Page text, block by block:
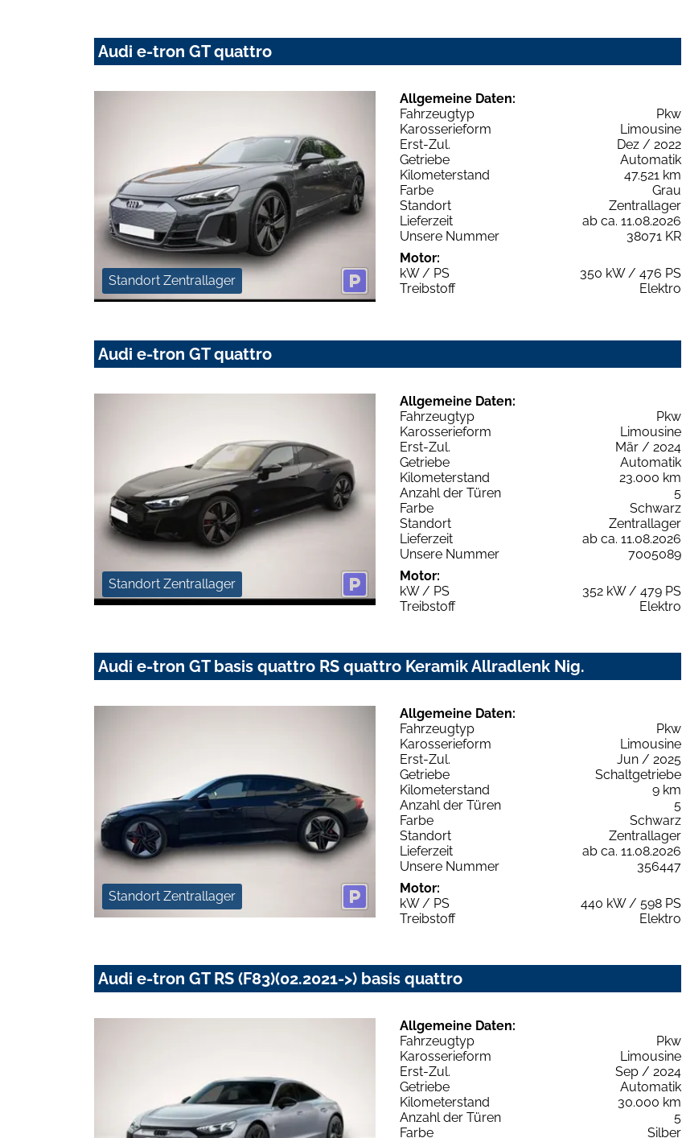
Audi e-tron GT quattro
Standort Zentrallager
Allgemeine Daten:
Fahrzeugtyp
Pkw
Karosserieform
Limousine
Erst-Zul.
Dez / 2022
Getriebe
Automatik
Kilometerstand
47.521 km
Farbe
Grau
Standort
Zentrallager
Lieferzeit
ab ca. 11.08.2026
Unsere Nummer
38071 KR
Motor:
kW / PS
350 kW / 476 PS
Treibstoff
Elektro
Audi e-tron GT quattro
Standort Zentrallager
Allgemeine Daten:
Fahrzeugtyp
Pkw
Karosserieform
Limousine
Erst-Zul.
Mär / 2024
Getriebe
Automatik
Kilometerstand
23.000 km
Anzahl der Türen
5
Farbe
Schwarz
Standort
Zentrallager
Lieferzeit
ab ca. 11.08.2026
Unsere Nummer
7005089
Motor:
kW / PS
352 kW / 479 PS
Treibstoff
Elektro
Audi e-tron GT basis quattro RS quattro Keramik Allradlenk Nig.
Standort Zentrallager
Allgemeine Daten:
Fahrzeugtyp
Pkw
Karosserieform
Limousine
Erst-Zul.
Jun / 2025
Getriebe
Schaltgetriebe
Kilometerstand
9 km
Anzahl der Türen
5
Farbe
Schwarz
Standort
Zentrallager
Lieferzeit
ab ca. 11.08.2026
Unsere Nummer
356447
Motor:
kW / PS
440 kW / 598 PS
Treibstoff
Elektro
Audi e-tron GT RS (F83)(02.2021->) basis quattro
Allgemeine Daten:
Fahrzeugtyp
Pkw
Karosserieform
Limousine
Erst-Zul.
Sep / 2024
Getriebe
Automatik
Kilometerstand
30.000 km
Anzahl der Türen
5
Farbe
Silber